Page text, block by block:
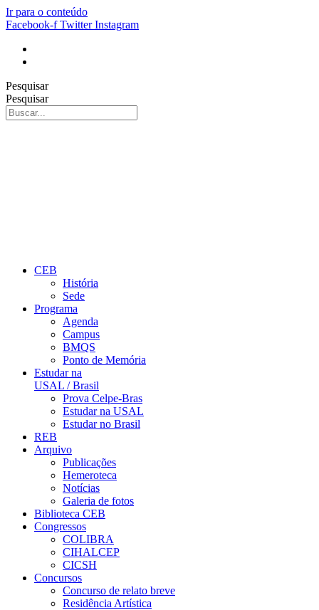
Ir para o conteúdo
Facebook-f Twitter Instagram
Pesquisar
Pesquisar
CEB
História
Sede
Programa
Agenda
Campus
BMQS
Ponto de Memória
Estudar na
USAL / Brasil
Prova Celpe-Bras
Estudar na USAL
Estudar no Brasil
REB
Arquivo
Publicações
Hemeroteca
Notícias
Galeria de fotos
Biblioteca CEB
Congressos
COLIBRA
CIHALCEP
CICSH
Concursos
Concurso de relato breve
Residência Artística